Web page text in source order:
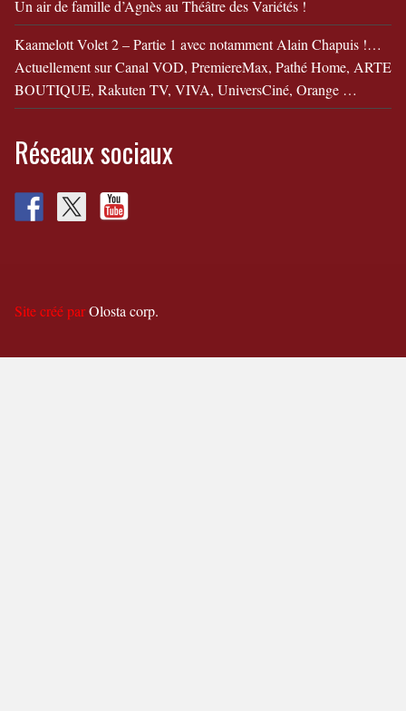
Un air de famille d’Agnès au Théâtre des Variétés !
Kaamelott Volet 2 – Partie 1 avec notamment Alain Chapuis !…
Actuellement sur Canal VOD, PremiereMax, Pathé Home, ARTE
BOUTIQUE, Rakuten TV, VIVA, UniversCiné, Orange …
Réseaux sociaux
Site créé parOlosta corp.